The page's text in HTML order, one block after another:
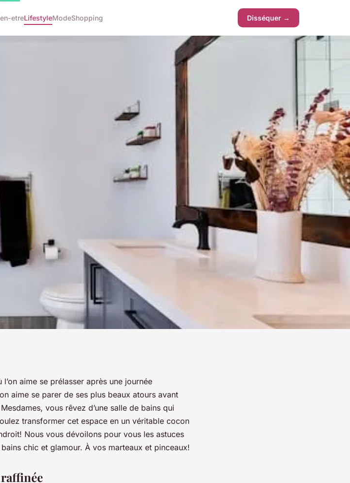
etreLifestyleModeShopping Disséquer →
pour
et
aime se prélasser après une journée
aime se parer de ses plus beaux atours avant
vous rêvez d’une salle de bains qui
transformer cet espace en un véritable cocon
Nous vous dévoilons pour vous les astuces
chic et glamour. À vos marteaux et pinceaux!